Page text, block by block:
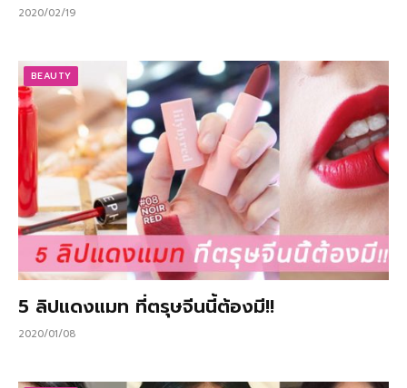
2020/02/19
BEAUTY
5 ลิปแดงแมท ที่ตรุษจีนนี้ต้องมี!!
2020/01/08